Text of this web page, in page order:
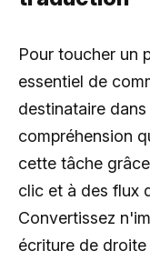
Pour toucher un
essentiel de
destinataire
compréhension
cette tâche
clic et à des flux
Convertissez
écriture de